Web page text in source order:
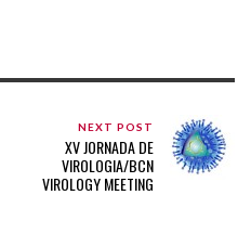
NEXT POST
XV JORNADA DE
VIROLOGIA/BCN
VIROLOGY MEETING